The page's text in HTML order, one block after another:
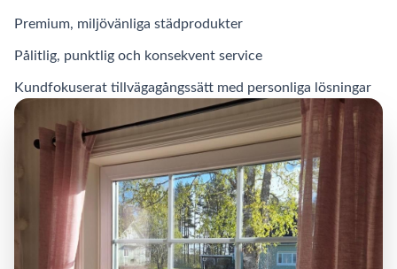
Premium, miljövänliga städprodukter
Pålitlig, punktlig och konsekvent service
Kundfokuserat tillvägagångssätt med personliga lösningar